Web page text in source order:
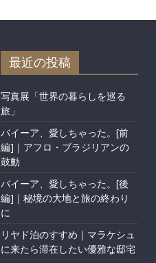
最近の投稿
写真展「世界の暮らしを巡る
旅」
バイーア、愛しちゃった。[前
編]｜アフロ・ブラジリアンの
鼓動
バイーア、愛しちゃった。[後
編]｜秘境の大地と旅の終わり
に
リヤド泊のすすめ｜マラケシュ
に来たら滞在したい優雅な邸宅